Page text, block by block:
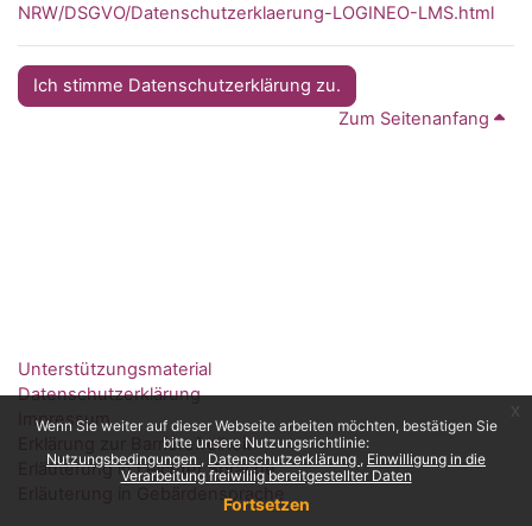
Wenn Sie weiter auf dieser Webseite arbeiten möchten, bestätigen Sie
bitte unsere Nutzungsrichtlinie:
Nutzungsbedingungen
Datenschutzerklärung
Einwilligung in die
Verarbeitung freiwillig bereitgestellter Daten
Fortsetzen
NRW/DSGVO/Datenschutzerklaerung-LOGINEO-LMS.html
Ich stimme Datenschutzerklärung zu.
Zum Seitenanfang
Unterstützungsmaterial
Datenschutzerklärung
Impressum
Erklärung zur Barrierefreiheit
Erläuterung in Leichter Sprache
Erläuterung in Gebärdensprache